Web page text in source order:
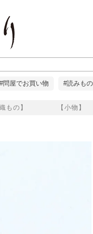
もの】 【小物】
#問屋でお買い物 #読みもの